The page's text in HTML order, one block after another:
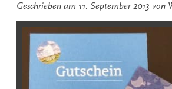
Geschrieben am 11. September 2013 von